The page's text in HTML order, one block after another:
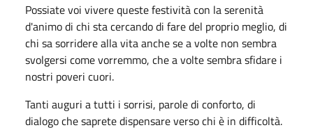
Possiate voi vivere queste festività con la serenità
d'animo di chi sta cercando di fare del proprio meglio, di
chi sa sorridere alla vita anche se a volte non sembra
svolgersi come vorremmo, che a volte sembra sfidare i
nostri poveri cuori.
Tanti auguri a tutti i sorrisi, parole di conforto, di
dialogo che saprete dispensare verso chi è in difficoltà.